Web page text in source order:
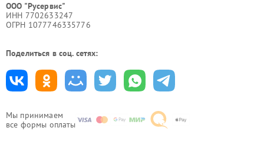
Мы принимаем
все формы оплаты
ООО "Русервис"
ИНН 7702633247
ОГРН 1077746335776
Поделиться в соц. сетях: